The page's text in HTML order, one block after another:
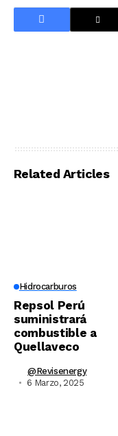
Related Articles
Hidrocarburos
Repsol Perú
suministrará
combustible a
Quellaveco
@revisenergy
6 Marzo, 2025